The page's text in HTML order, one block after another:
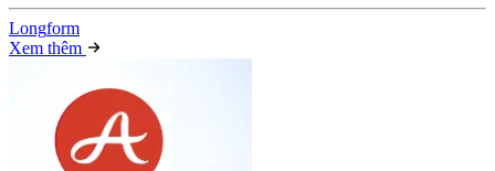
Longform
Xem thêm